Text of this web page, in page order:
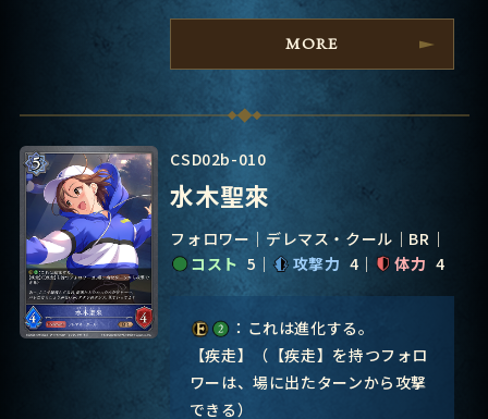
MORE
CSD02b-010
水木聖來
フォロワー デレマス・クール
BR
コスト 5 攻撃力 4 体力 4
：これは進化する。
【疾走】（【疾走】を持つフォロ
ワーは、場に出たターンから攻撃
できる）